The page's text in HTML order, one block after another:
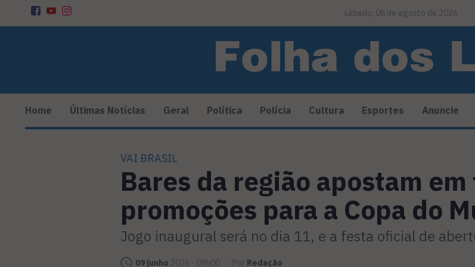
sábado, 08 de agosto de 2026
Home Últimas Notícias Geral Política Polícia Cultura Esportes Anuncie
VAI BRASIL
Bares da região apostam
promoções para a Copa do
Jogo inaugural será no dia 11, e a festa oficial de
09 junho 2026 - 09h00 Por Redação